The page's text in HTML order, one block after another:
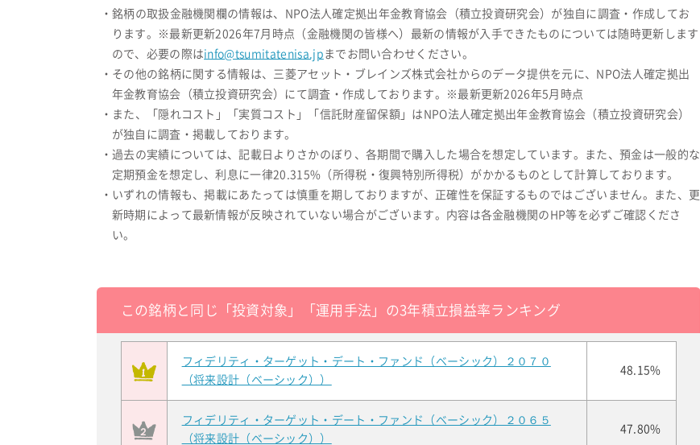
・銘柄の取扱金融機関欄の情報は、NPO法人確定拠出年金教育協会（積立投資研究会）が独自に調査・作成してお
ります。※最新更新2026年7月時点（金融機関の皆様へ）最新の情報が入手できたものについては随時更新します
ので、必要の際はinfo@tsumitatenisa.jp までお問い合わせください。
・その他の銘柄に関する情報は、三菱アセット・ブレインズ株式会社からのデータ提供を元に、NPO法人確定拠出
年金教育協会（積立投資研究会）にて調査・作成しております。※最新更新2026年5月時点
・また、「隠れコスト」「実質コスト」「信託財産留保額」はNPO法人確定拠出年金教育協会（積立投資研究会）
が独自に調査・掲載しております。
・過去の実績については、記載日よりさかのぼり、各期間で購入した場合を想定しています。また、預金は一般的な
定期預金を想定し、利息に一律20.315%（所得税・復興特別所得税）がかかるものとして計算しております。
・いずれの情報も、掲載にあたっては慎重を期しておりますが、正確性を保証するものではございません。また、更
新時期によって最新情報が反映されていない場合がございます。内容は各金融機関のHP等を必ずご確認くださ
い。
この銘柄と同じ「投資対象」「運用手法」の3年積立損益率ランキング
フィデリティ・ターゲット・デート・ファンド（ベーシック）２０７０
（将来設計（ベーシック））
48.15%
フィデリティ・ターゲット・デート・ファンド（ベーシック）２０６５
（将来設計（ベーシック））
47.80%